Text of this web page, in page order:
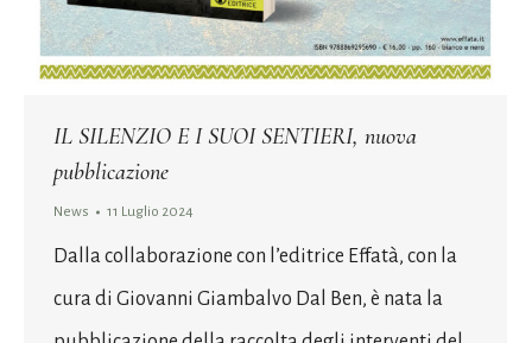
IL SILENZIO E I SUOI SENTIERI, nuova
pubblicazione
News 11 Luglio 2024
Dalla collaborazione con l’editrice Effatà, con la
cura di Giovanni Giambalvo Dal Ben, è nata la